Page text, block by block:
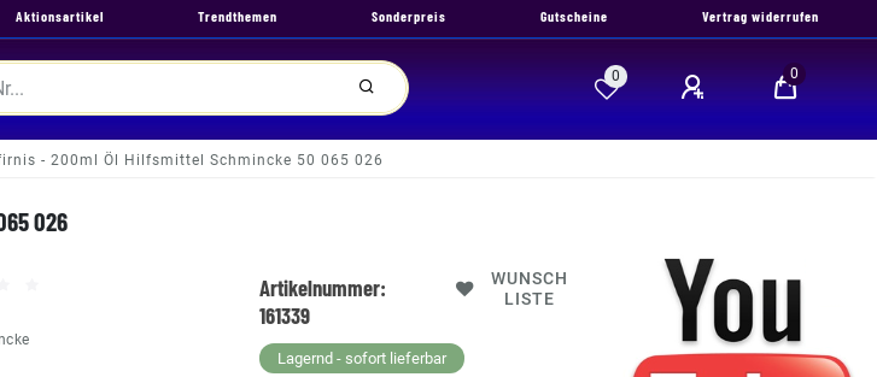
Aktionsartikel Trendthemen Sonderpreis Gutscheine Vertrag widerrufen
0 0
- 200ml Öl Hilfsmittel Schmincke 50 065 026
026
Artikelnummer:
161339
WUNSCH
LISTE
Lagernd - sofort lieferbar